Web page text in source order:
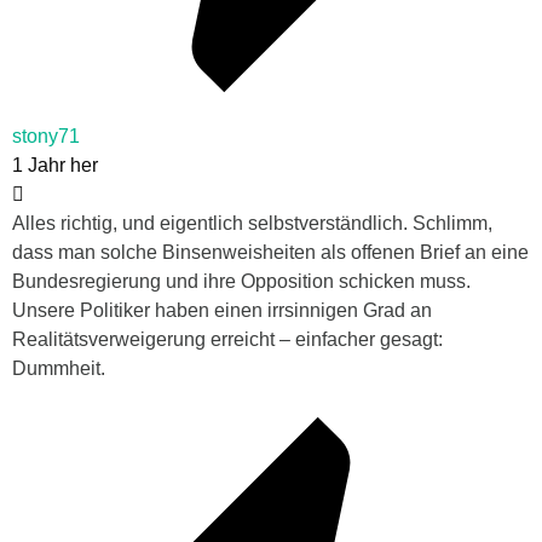
stony71
1 Jahr her
Alles richtig, und eigentlich selbstverständlich. Schlimm,
dass man solche Binsenweisheiten als offenen Brief an eine
Bundesregierung und ihre Opposition schicken muss.
Unsere Politiker haben einen irrsinnigen Grad an
Realitätsverweigerung erreicht – einfacher gesagt:
Dummheit.